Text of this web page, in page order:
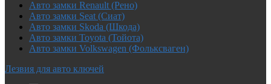
Авто замки Renault (Рено)
Авто замки Seat (Сиат)
Авто замки Skoda (Шкода)
Авто замки Toyota (Тойота)
Авто замки Volkswagen (Фольксваген)
Лезвия для авто ключей